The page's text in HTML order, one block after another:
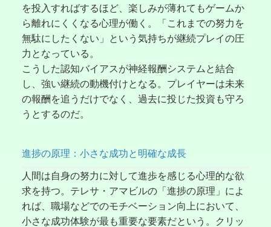
を投入すればするほど、楽しみが薄れてもゲームか
ら離れにくくなる心理が働く。「これまでの努力を
無駄にしたくない」という気持ちが継続プレイの圧
力となっている。
こうした認知バイアスが神経報酬システムと結合
し、強い継続の動機付けとなる。プレイヤーは未来
の報酬を追うだけでなく、過去に投じた投資も守ろ
うとするのだ。
進捗の原理：小さな成功と明確な成長
人間は自身の努力に対して進歩を感じる心理的な欲
求を持つ。テレサ・アマビルの「進捗の原理」によ
れば、職場などでのモチベーション向上において、
小さな成功体験が最も重要な要素だという。クリッ